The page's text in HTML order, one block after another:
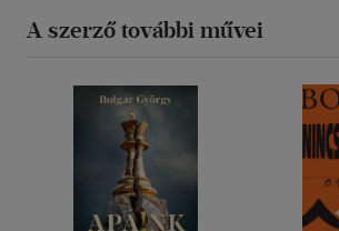
A szerző további művei